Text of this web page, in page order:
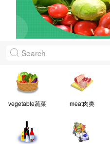
vegetable蔬菜 meat肉类